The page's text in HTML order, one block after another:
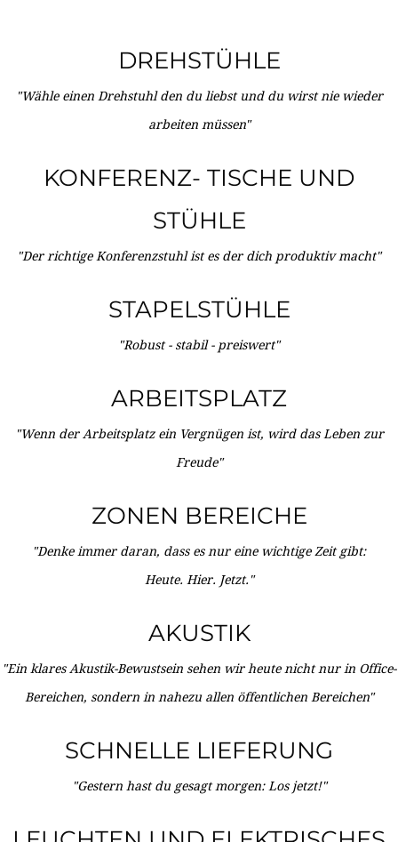
DREHSTÜHLE
"Wähle einen Drehstuhl den du liebst und du wirst nie wieder
arbeiten müssen"
KONFERENZ- TISCHE UND
STÜHLE
"Der richtige Konferenzstuhl ist es der dich produktiv macht"
STAPELSTÜHLE
"Robust - stabil - preiswert"
ARBEITSPLATZ
"Wenn der Arbeitsplatz ein Vergnügen ist, wird das Leben zur
Freude"
ZONEN BEREICHE
"Denke immer daran, dass es nur eine wichtige Zeit gibt:
Heute. Hier. Jetzt."
AKUSTIK
"Ein klares Akustik-Bewustsein sehen wir heute nicht nur in Office-
Bereichen, sondern in nahezu allen öffentlichen Bereichen"
SCHNELLE LIEFERUNG
"Gestern hast du gesagt morgen: Los jetzt!"